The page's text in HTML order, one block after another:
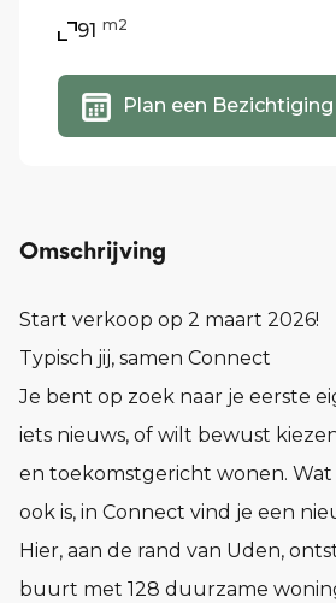
91 m2
Plan een Bezichtiging
Omschrijving
Start verkoop op 2 maart 2026!
Typisch jij, samen Connect
Je bent op zoek naar je eerste
iets nieuws, of wilt bewust
en toekomstgericht wonen.
ook is, in Connect vind je een
Hier, aan de rand van Uden,
buurt met 128 duurzame